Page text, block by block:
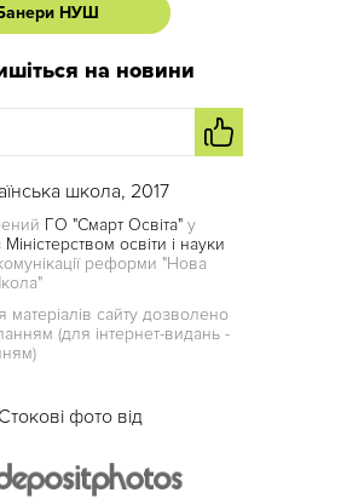
НУШ
на новини
школа, 2017
ГО "Смарт Освіта" у
Міністерством освіти і науки
реформи "Нова
матеріалів сайту дозволено
(для інтернет-видань -
Стокові фото від